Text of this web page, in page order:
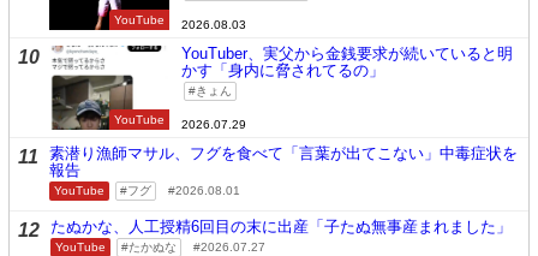
YouTube 2026.08.03
10
YouTube
YouTuber、実父から金銭要求が続いていると明
かす「身内に脅されてるの」
きょん
2026.07.29
11
素潜り漁師マサル、フグを食べて「言葉が出てこない」中毒症状を
報告
YouTube フグ 2026.08.01
12 たぬかな、人工授精6回目の末に出産「子たぬ無事産まれました」
YouTube たかぬな 2026.07.27